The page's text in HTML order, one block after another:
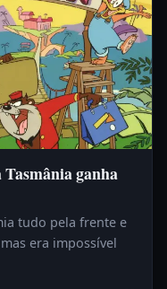
ganha
tudo pela frente e
era impossível